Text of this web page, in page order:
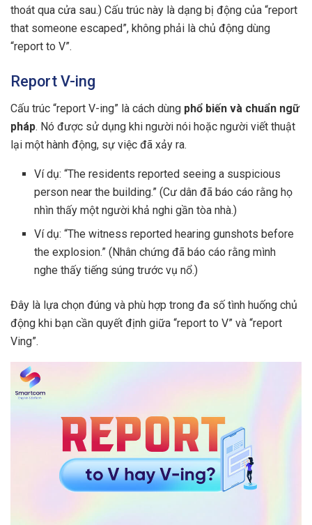
thoát qua cửa sau.) Cấu trúc này là dạng bị động của “report
that someone escaped”, không phải là chủ động dùng
“report to V”.
Report V-ing
Cấu trúc “report V-ing” là cách dùng phổ biến và chuẩn ngữ
pháp. Nó được sử dụng khi người nói hoặc người viết thuật
lại một hành động, sự việc đã xảy ra.
Ví dụ: “The residents reported seeing a suspicious
person near the building.” (Cư dân đã báo cáo rằng họ
nhìn thấy một người khả nghi gần tòa nhà.)
Ví dụ: “The witness reported hearing gunshots before
the explosion.” (Nhân chứng đã báo cáo rằng mình
nghe thấy tiếng súng trước vụ nổ.)
Đây là lựa chọn đúng và phù hợp trong đa số tình huống chủ
động khi bạn cần quyết định giữa “report to V” và “report
Ving”.